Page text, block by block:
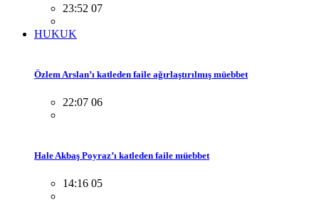
23:52 07
HUKUK
Özlem Arslan’ı katleden faile ağırlaştırılmış müebbet
22:07 06
Hale Akbaş Poyraz’ı katleden faile müebbet
14:16 05